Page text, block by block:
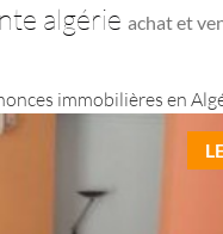
algérie achat et
immobilières en